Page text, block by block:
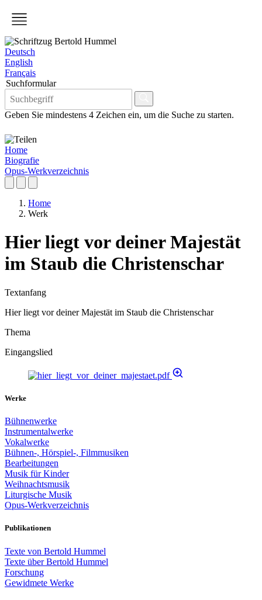
Deutsch
English
Français
Suchformular
Geben Sie mindestens 4 Zeichen ein, um die Suche zu starten.
Home
Biografie
Opus-Werkverzeichnis
Home
Werk
Hier liegt vor deiner Majestät
im Staub die Christenschar
Textanfang
Hier liegt vor deiner Majestät im Staub die Christenschar
Thema
Eingangslied
Werke
Bühnenwerke
Instrumentalwerke
Vokalwerke
Bühnen-, Hörspiel-, Filmmusiken
Bearbeitungen
Musik für Kinder
Weihnachtsmusik
Liturgische Musik
Opus-Werkverzeichnis
Publikationen
Texte von Bertold Hummel
Texte über Bertold Hummel
Forschung
Gewidmete Werke